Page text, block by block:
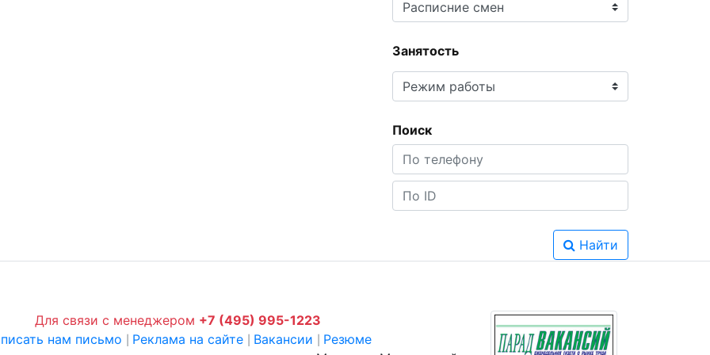
Занятость
Поиск
Найти
Для связи с менеджером +7 (495) 995-1223
нам письмо
Реклама на сайте Вакансии
Резюме